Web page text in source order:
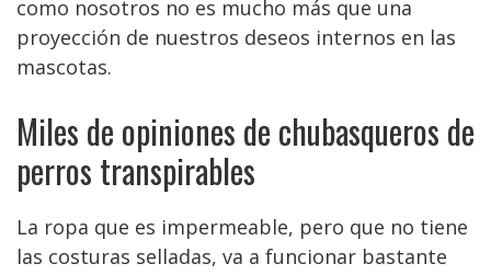
como nosotros no es mucho más que una
proyección de nuestros deseos internos en las
mascotas.
Miles de opiniones de chubasqueros de
perros transpirables
La ropa que es impermeable, pero que no tiene
las costuras selladas, va a funcionar bastante